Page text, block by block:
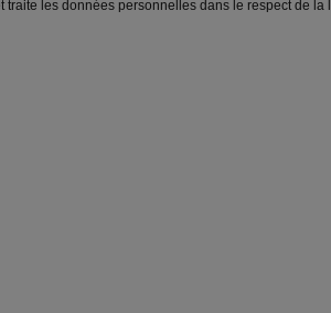
traite les données personnelles dans le respect de